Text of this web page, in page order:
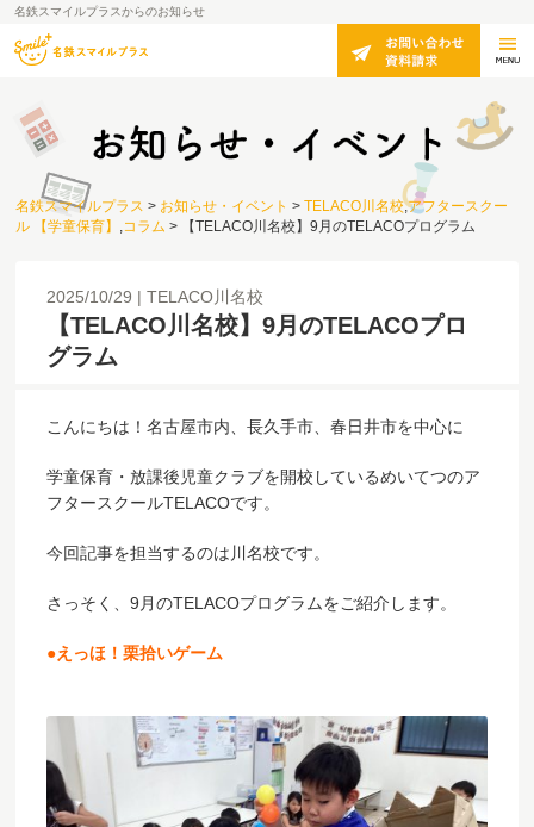
名鉄スマイルプラスからのお知らせ
名鉄スマイルプラス > お知らせ・イベント > TELACO川名校,アフタースクー
ル 【学童保育】 ,コラム > 【TELACO川名校】9月のTELACOプログラム
2025/10/29 TELACO川名校
【TELACO川名校】9月のTELACOプロ
グラム
こんにちは！名古屋市内、長久手市、春日井市を中心に
学童保育・放課後児童クラブを開校しているめいてつのア
フタースクールTELACOです。
今回記事を担当するのは川名校です。
さっそく、9月のTELACOプログラムをご紹介します。
●えっほ！栗拾いゲーム